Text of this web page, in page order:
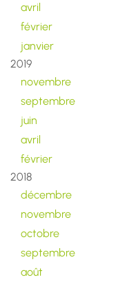
avril
février
janvier
2019
novembre
septembre
juin
avril
février
2018
décembre
novembre
octobre
septembre
août